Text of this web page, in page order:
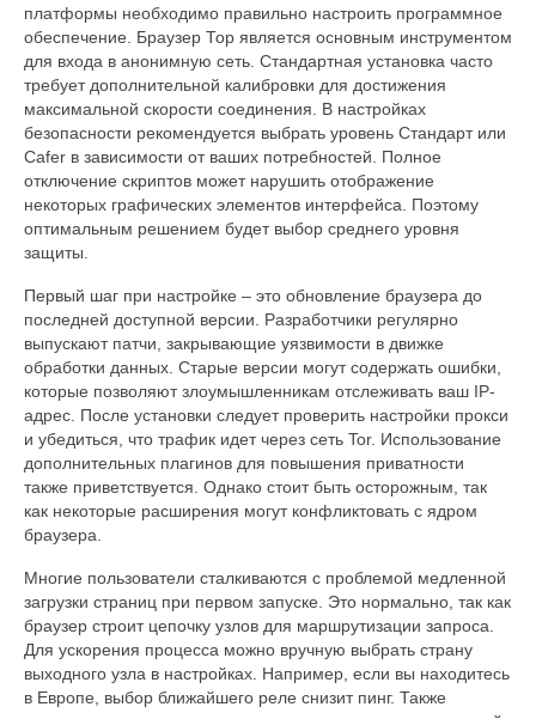
платформы необходимо правильно настроить программное
обеспечение. Браузер Тор является основным инструментом
для входа в анонимную сеть. Стандартная установка часто
требует дополнительной калибровки для достижения
максимальной скорости соединения. В настройках
безопасности рекомендуется выбрать уровень Стандарт или
Саfer в зависимости от ваших потребностей. Полное
отключение скриптов может нарушить отображение
некоторых графических элементов интерфейса. Поэтому
оптимальным решением будет выбор среднего уровня
защиты.
Первый шаг при настройке – это обновление браузера до
последней доступной версии. Разработчики регулярно
выпускают патчи, закрывающие уязвимости в движке
обработки данных. Старые версии могут содержать ошибки,
которые позволяют злоумышленникам отслеживать ваш IP-
адрес. После установки следует проверить настройки прокси
и убедиться, что трафик идет через сеть Tor. Использование
дополнительных плагинов для повышения приватности
также приветствуется. Однако стоит быть осторожным, так
как некоторые расширения могут конфликтовать с ядром
браузера.
Многие пользователи сталкиваются с проблемой медленной
загрузки страниц при первом запуске. Это нормально, так как
браузер строит цепочку узлов для маршрутизации запроса.
Для ускорения процесса можно вручную выбрать страну
выходного узла в настройках. Например, если вы находитесь
в Европе, выбор ближайшего реле снизит пинг. Также